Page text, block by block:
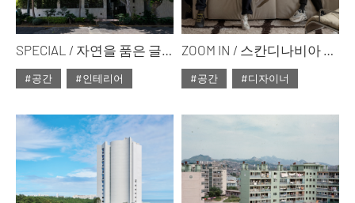
SPECIAL / 자연을 품은 글로벌 하우징
#공간
#인테리어
#ISSUE300
ZOOM IN / 스칸디나비아 디자인의 새로운 가능성 ②
#공간
#디자이너
#ISSUE300